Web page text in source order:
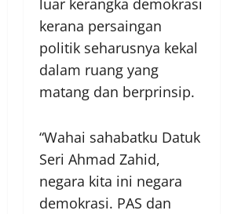
luar kerangka demokrasi
kerana persaingan
politik seharusnya kekal
dalam ruang yang
matang dan berprinsip.
“Wahai sahabatku Datuk
Seri Ahmad Zahid,
negara kita ini negara
demokrasi. PAS dan